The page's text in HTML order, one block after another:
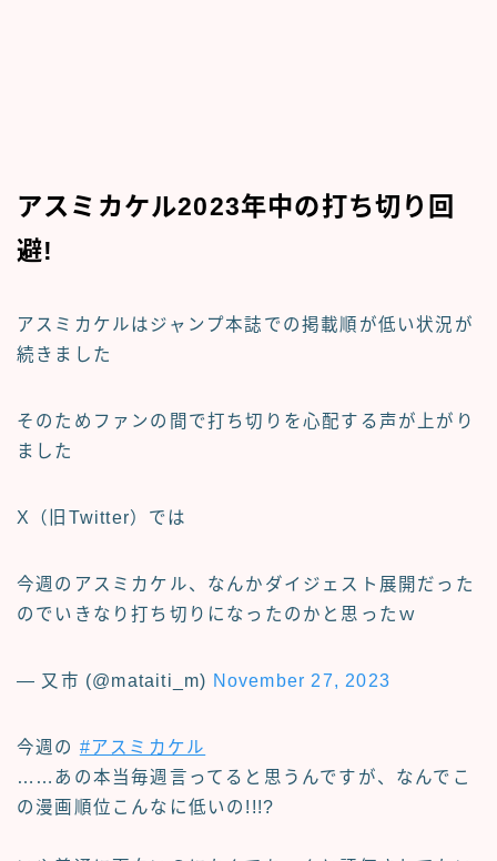
アスミカケル2023年中の打ち切り回
避!
アスミカケルはジャンプ本誌での掲載順が低い状況が
続きました
そのためファンの間で打ち切りを心配する声が上がり
ました
X（旧Twitter）では
今週のアスミカケル、なんかダイジェスト展開だった
のでいきなり打ち切りになったのかと思ったｗ
— 又市 (@mataiti_m) November 27, 2023
今週の #アスミカケル
……あの本当毎週言ってると思うんですが、なんでこ
の漫画順位こんなに低いの!!!?